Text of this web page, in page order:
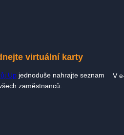
virtuální karty
Upjednoduše nahrajte seznam
zaměstnanců.
V